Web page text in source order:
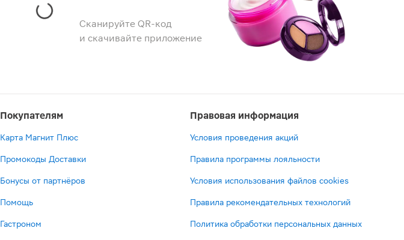
Сканируйте QR-код
и скачивайте приложение
Покупателям
Карта Магнит Плюс
Промокоды Доставки
Бонусы от партнёров
Помощь
Гастроном
Правовая информация
Условия проведения акций
Правила программы лояльности
Условия использования файлов cookies
Правила рекомендательных технологий
Политика обработки персональных данных